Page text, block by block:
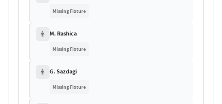
Missing Fixture
M. Rashica
Missing Fixture
G. Sazdagi
Missing Fixture